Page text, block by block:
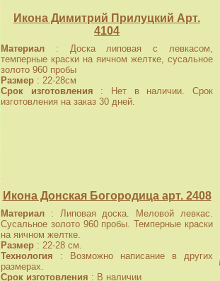
Икона Димитрий Прилуцкий Арт.
4104
Материал : Доска липовая с левкасом,
темперные краски на яичном желтке, сусальное
золото 960 пробы
Размер : 22-28см
Срок изготовления : Нет в наличии. Срок
изготовления на заказ 30 дней.
Икона Донская Богородица арт. 2408
Материал : Липовая доска. Меловой левкас.
Сусальное золото 960 пробы. Темперные краски
на яичном желтке.
Размер : 22-28 см.
Технология : Возможно написание в других
размерах.
Срок изготовления : В наличии